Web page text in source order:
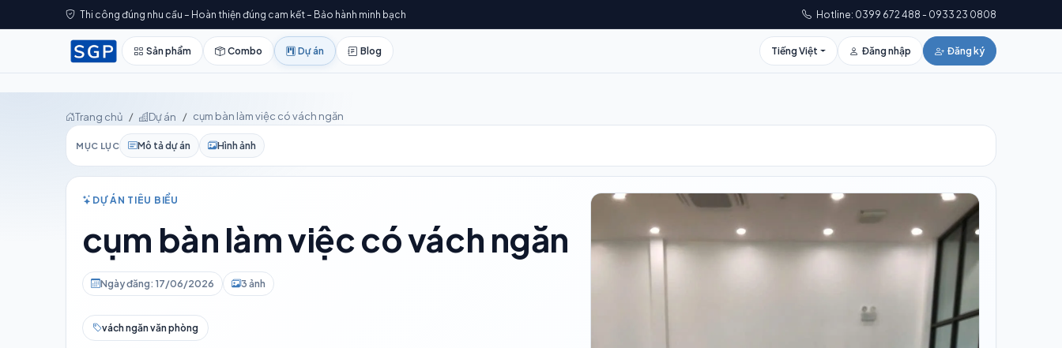
Thi công đúng nhu cầu – Hoàn thiện đúng cam kết – Bảo hành minh bạch Hotline: 0399 672 488 - 0933 23 0808
Sản phẩm Combo Dự án Blog Tiếng Việt Đăng nhập Đăng ký
Trang chủ Dự án cụm bàn làm việc có vách ngăn
MỤC LỤC Mô tả dự án Hình ảnh
DỰ ÁN TIÊU BIỂU
cụm bàn làm việc có vách ngăn
Ngày đăng: 17/06/2026 3 ảnh
vách ngăn văn phòng